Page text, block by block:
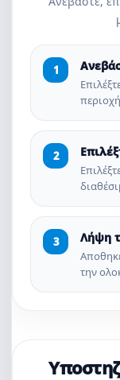
Λήψη
την